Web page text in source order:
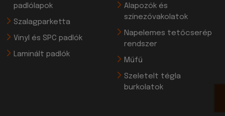
padlólapok
Szalagparketta
Vinyl és SPC padlók
Laminált padlók
Alapozók és
színezővakolatok
Napelemes tetőcserép
rendszer
Műfű
Szeletelt tégla
burkolatok